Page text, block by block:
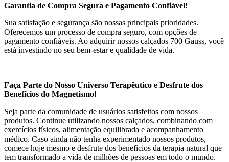
Garantia de Compra Segura e Pagamento Confiável!
Sua satisfação e segurança são nossas principais prioridades.
Oferecemos um processo de compra seguro, com opções de
pagamento confiáveis. Ao adquirir nossos calçados 700 Gauss, você
está investindo no seu bem-estar e qualidade de vida.
Faça Parte do Nosso Universo Terapêutico e Desfrute dos
Benefícios do Magnetismo!
Seja parte da comunidade de usuários satisfeitos com nossos
produtos. Continue utilizando nossos calçados, combinando com
exercícios físicos, alimentação equilibrada e acompanhamento
médico. Caso ainda não tenha experimentado nossos produtos,
comece hoje mesmo e desfrute dos benefícios da terapia natural que
tem transformado a vida de milhões de pessoas em todo o mundo.